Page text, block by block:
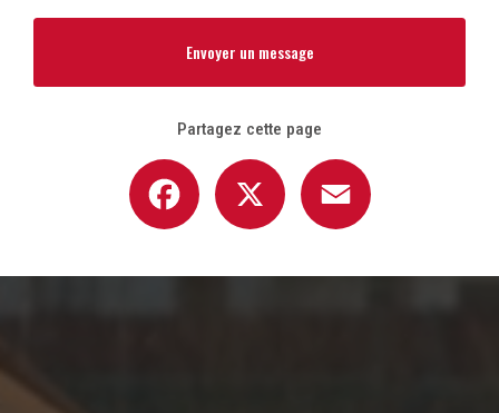
Envoyer un message
Partagez cette page
Facebook